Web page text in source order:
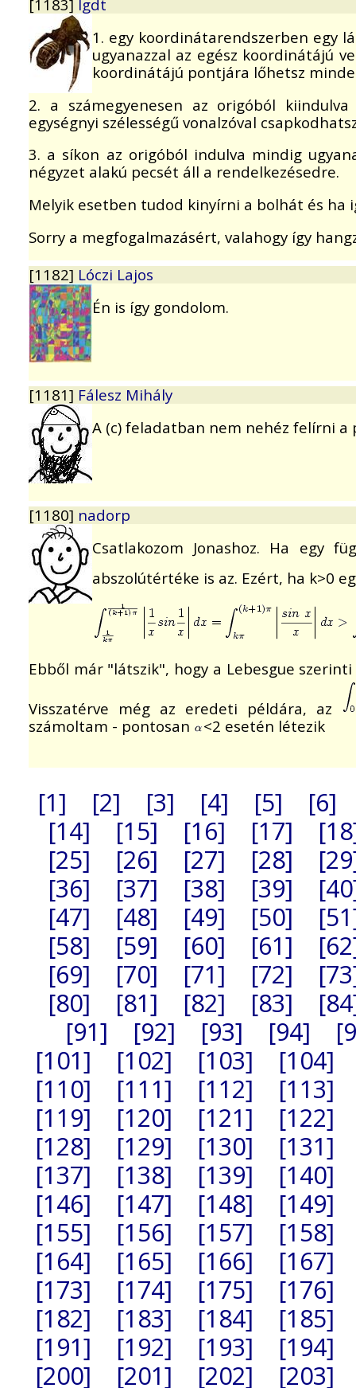
[1183] lgdt
1. egy koordinátarendszerben egy
ugyanazzal az egész koordinátájú
koordinátájú pontjára lőhetsz
2. a számegyenesen az origóból
egységnyi szélességű vonalzóval
3. a síkon az origóból indulva mindig
négyzet alakú pecsét áll a rendelkezésedre.
Melyik esetben tudod kinyírni a bolhát és ha
Sorry a megfogalmazásért, valahogy így
[1182] Lóczi Lajos
Én is így gondolom.
[1181] Fálesz Mihály
A (c) feladatban nem nehéz felírni
[1180] nadorp
Csatlakozom Jonashoz. Ha egy
abszolútértéke is az. Ezért, ha k>0
Ebből már "látszik", hogy a Lebesgue
Visszatérve még az eredeti példára, az
számoltam - pontosan
<2 esetén létezik
[1] [2] [3] [4] [5]
[6]
[14]
[15] [16] [17]
[25]
[26] [27] [28]
[36]
[37] [38] [39]
[47]
[48] [49] [50]
[58]
[59] [60] [61]
[69]
[70] [71] [72]
[80]
[81] [82] [83]
[91]
[92] [93] [94]
[101]
[102] [103]
[104]
[110]
[111] [112]
[113]
[119]
[120] [121]
[122]
[128]
[129] [130]
[131]
[137]
[138] [139]
[140]
[146]
[147] [148]
[149]
[155]
[156] [157]
[158]
[164]
[165] [166]
[167]
[173]
[174] [175]
[176]
[182]
[183] [184]
[185]
[191]
[192] [193]
[194]
[200]
[201] [202]
[203]